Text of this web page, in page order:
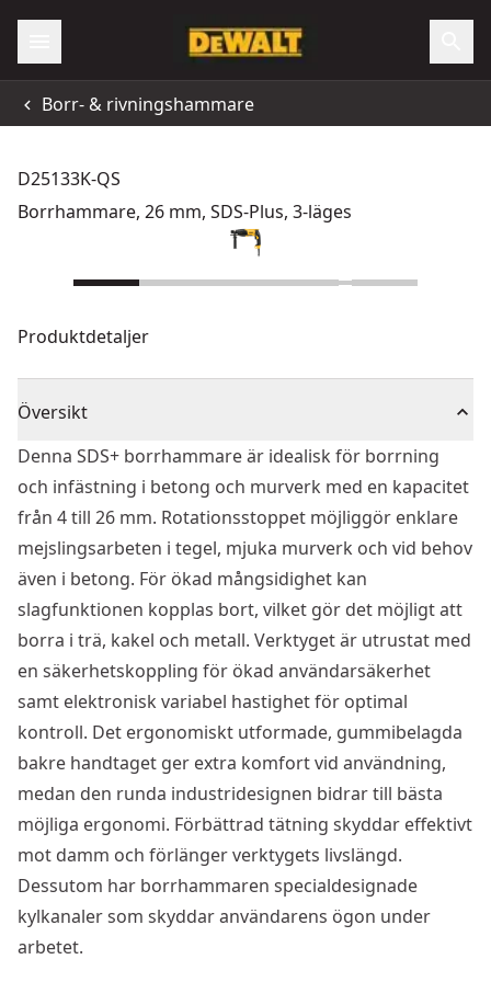
Borr- & rivningshammare
D25133K-QS
Borrhammare, 26 mm, SDS-Plus, 3-läges
Produktdetaljer
Översikt
Denna SDS+ borrhammare är idealisk för borrning
och infästning i betong och murverk med en kapacitet
från 4 till 26 mm. Rotationsstoppet möjliggör enklare
mejslingsarbeten i tegel, mjuka murverk och vid behov
även i betong. För ökad mångsidighet kan
slagfunktionen kopplas bort, vilket gör det möjligt att
borra i trä, kakel och metall. Verktyget är utrustat med
en säkerhetskoppling för ökad användarsäkerhet
samt elektronisk variabel hastighet för optimal
kontroll. Det ergonomiskt utformade, gummibelagda
bakre handtaget ger extra komfort vid användning,
medan den runda industridesignen bidrar till bästa
möjliga ergonomi. Förbättrad tätning skyddar effektivt
mot damm och förlänger verktygets livslängd.
Dessutom har borrhammaren specialdesignade
kylkanaler som skyddar användarens ögon under
arbetet.